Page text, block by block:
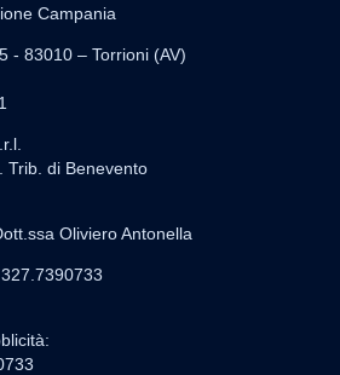
Campania
- 83010 – Torrioni (AV)
Trib. di Benevento
Oliviero Antonella